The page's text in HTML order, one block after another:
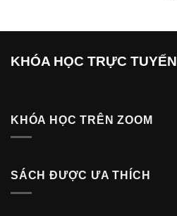
KHÓA HỌC TRỰC TUYẾN
KHÓA HỌC TRÊN ZOOM
SÁCH ĐƯỢC ƯA THÍCH